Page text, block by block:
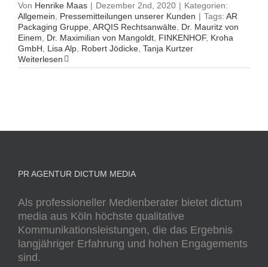
Von Henrike Maas | Dezember 2nd, 2020 | Kategorien:
Allgemein
Pressemitteilungen unserer Kunden | Tags: AR
Packaging Gruppe ARQIS Rechtsanwälte Dr. Mauritz von
Einem
Dr. Maximilian von Mangoldt FINKENHOF, Kroha
GmbH
Lisa Alp Robert Jödicke Tanja Kurtzer
Weiterlesen
PR AGENTUR DICTUM MEDIA
Als professioneller Medienberater bietet dictum
media aus Köln höchste qualitative
Kommunikationsleistungen, die das Ergebnis
langjähriger Erfahrung und hohen Engagements
sind.